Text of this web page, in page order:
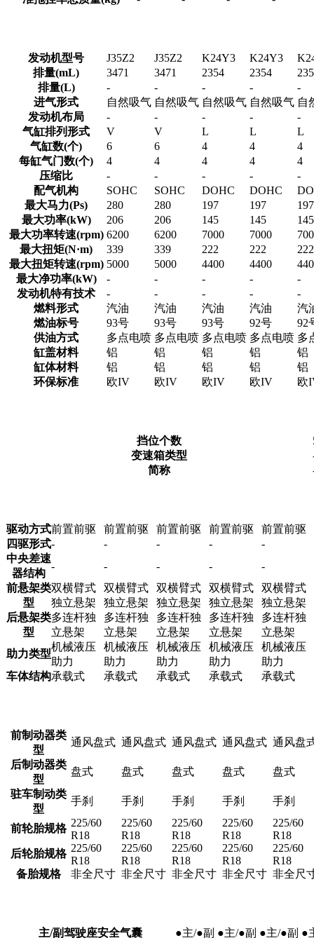
发动机型号 J35Z2 J35Z2 K24Y3 K24Y3
排量(mL)
3471 3471 2354 2354
排量(L)
- - - -
-
进气形式
自然吸气 自然吸气 自然吸气 自然吸气 自
发动机布局
- - - -
-
气缸排列形式
V V L L
L
气缸数(个)
6 6 4 4
4
每缸气门数(个)
4 4 4 4
4
压缩比
- - - -
-
配气机构
SOHC SOHC DOHC DOHC
最大马力(Ps)
280 280 197 197
197
最大功率(kW)
206 206 145 145
145
最大功率转速(rpm) 6200 6200 7000 7000
最大扭矩(N·m)
339 339 222 222
222
最大扭矩转速(rpm) 5000 5000 4400 4400
最大净功率(kW)
- - - -
-
发动机特有技术
- - - -
-
燃料形式
汽油 汽油 汽油 汽油
汽
燃油标号
93号 93号 93号 92号
92
供油方式
多点电喷 多点电喷 多点电喷 多点电喷 多
缸盖材料
铝 铝 铝 铝
铝
缸体材料
铝 铝 铝 铝
铝
环保标准
欧IV 欧IV 欧IV 欧IV 欧
挡位个数
变速箱类型
简称
驱动方式前置前驱 前置前驱 前置前驱 前置前驱
前置前驱
四驱形式- - - -
-
中央差速
器结构
- - - -
-
前悬架类
型
双横臂式
独立悬架
双横臂式
独立悬架
双横臂式
独立悬架
双横臂式
独立悬架
双横臂式
独立悬架
后悬架类
型
多连杆独
立悬架
多连杆独
立悬架
多连杆独
立悬架
多连杆独
立悬架
多连杆独
立悬架
助力类型
机械液压
助力
机械液压
助力
机械液压
助力
机械液压
助力
机械液压
助力
车体结构承载式 承载式 承载式 承载式 承载式
前制动器类
型
通风盘式 通风盘式 通风盘式 通风盘式 通风盘
后制动器类
型
盘式 盘式 盘式 盘式
盘式
驻车制动类
型
手刹 手刹 手刹 手刹 手刹
前轮胎规格 225/60
R18
225/60
R18
225/60
R18
225/60
R18
225/60
R18
后轮胎规格 225/60
R18
225/60
R18
225/60
R18
225/60
R18
225/60
R18
备胎规格
非全尺寸 非全尺寸 非全尺寸 非全尺寸 非全尺
主/副驾驶座安全气囊 ●主/●副 ●主/●副 ●主/●副 ●